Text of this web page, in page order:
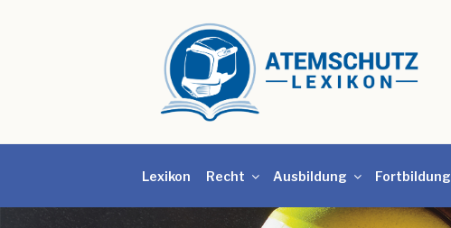
Lexikon Recht Ausbildung Fortbildung